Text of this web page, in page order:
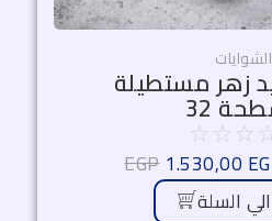
مستطيلة
☆
EGP